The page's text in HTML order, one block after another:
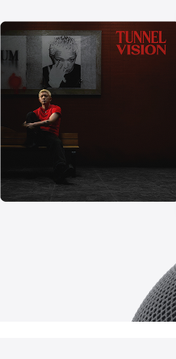
口
中
打
开)